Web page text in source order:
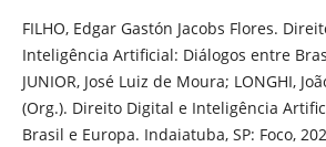
FILHO, Edgar Gastón Jacobs Flores.
Inteligência Artificial: Diálogos entre
JUNIOR, José Luiz de Moura; LONGHI,
(Org.). Direito Digital e Inteligência
Brasil e Europa. Indaiatuba, SP: Foco,